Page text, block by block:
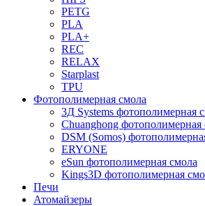
PETG
PLA
PLA+
REC
RELAX
Starplast
TPU
Фотополимерная смола
3Д Systems фотополимерная
Chuanghong фотополимерная
DSM (Somos)
ERYONE
eSun фотополимерная смола
Kings3D фотополимерная
Печи
Атомайзеры